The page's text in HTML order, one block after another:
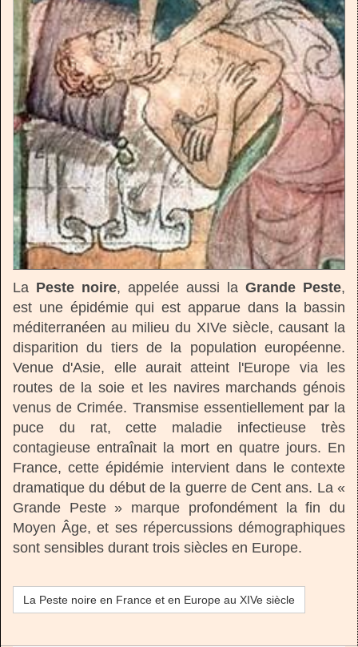
La Peste noire, appelée aussi la Grande Peste,
est une épidémie qui est apparue dans la bassin
méditerranéen au milieu du XIVe siècle, causant la
disparition du tiers de la population européenne.
Venue d'Asie, elle aurait atteint l'Europe via les
routes de la soie et les navires marchands génois
venus de Crimée. Transmise essentiellement par la
puce du rat, cette maladie infectieuse très
contagieuse entraînait la mort en quatre jours. En
France, cette épidémie intervient dans le contexte
dramatique du début de la guerre de Cent ans. La «
Grande Peste » marque profondément la fin du
Moyen Âge, et ses répercussions démographiques
sont sensibles durant trois siècles en Europe.
La Peste noire en France et en Europe au XIVe siècle